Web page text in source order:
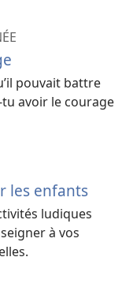
pouvait battre
avoir le courage
les enfants
ludiques
à vos